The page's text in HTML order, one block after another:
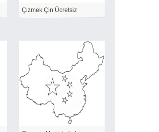
Çizmek Çin Ücretsiz